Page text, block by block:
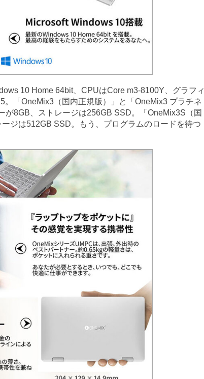
10 Home 64bit、CPUはCore m3-8100Y、グラフィ
。「OneMix3（国内正規版）」と「OneMix3 プラチネ
が8GB、ストレージは256GB SSD。「OneMix3S（国
ジは512GB SSD。もう、プログラムのロードを待つ